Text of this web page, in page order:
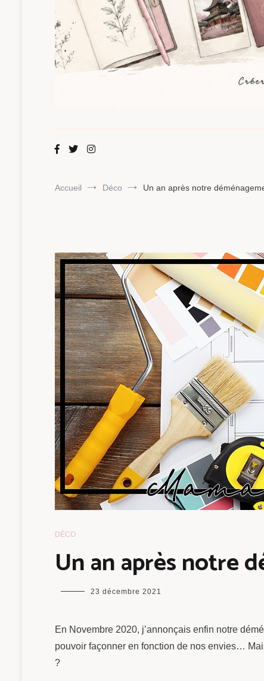
Maman Chou
Accueil Déco Un an après notre
DÉCO
Un an après notre
maman
23 décembre 2021
En Novembre 2020, j’annonçais enfin notre
pouvoir façonner en fonction de nos envies…
?